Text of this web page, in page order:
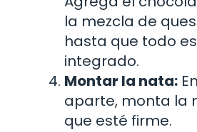
la mezcla de
hasta que todo
integrado.
Montar la nata:
aparte, monta la
que esté firme.